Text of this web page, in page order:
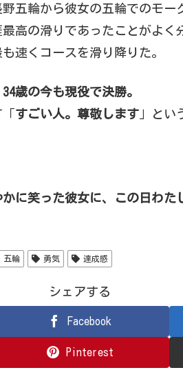
五輪から彼女の五輪でのモー
高の滑りであったことがよく
速くコースを滑り降りた。
歳の今も現役で決勝。
すごい人。尊敬します 」と
に笑った彼女に、この日わた
五輪 勇気 達成感
シェアする
Facebook
Pinterest